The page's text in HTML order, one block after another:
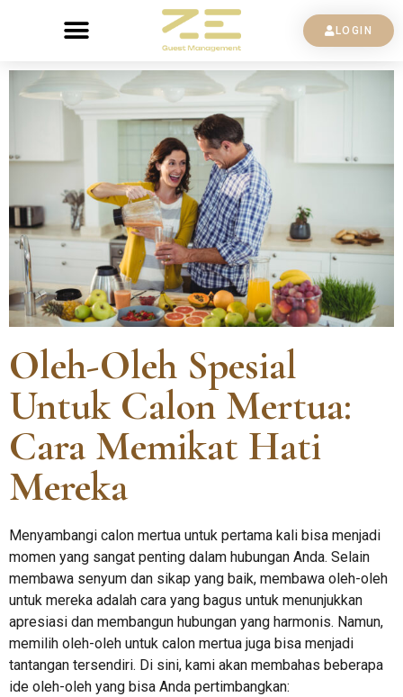
LOGIN
Oleh-Oleh Spesial
Untuk Calon Mertua:
Cara Memikat Hati
Mereka
Menyambangi calon mertua untuk pertama kali bisa menjadi
momen yang sangat penting dalam hubungan Anda. Selain
membawa senyum dan sikap yang baik, membawa oleh-oleh
untuk mereka adalah cara yang bagus untuk menunjukkan
apresiasi dan membangun hubungan yang harmonis. Namun,
memilih oleh-oleh untuk calon mertua juga bisa menjadi
tantangan tersendiri. Di sini, kami akan membahas beberapa
ide oleh-oleh yang bisa Anda pertimbangkan: